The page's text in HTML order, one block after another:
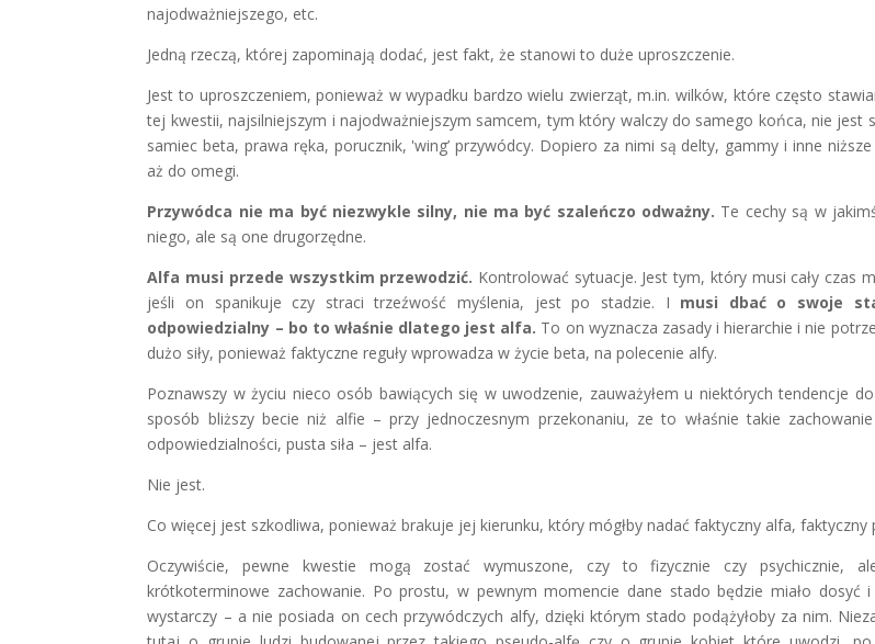
najodważniejszego, etc.
Jedną rzeczą, której zapominają dodać, jest fakt, że stanowi to duże uproszczenie.
Jest to uproszczeniem, ponieważ w wypadku bardzo wielu zwierząt, m.in. wilków, które często
tej kwestii, najsilniejszym i najodważniejszym samcem, tym który walczy do samego końca, nie jest
samiec beta, prawa ręka, porucznik, 'wing’ przywódcy. Dopiero za nimi są delty, gammy i inne
aż do omegi.
Przywódca nie ma być niezwykle silny, nie ma być szaleńczo odważny. Te cechy są w
niego, ale są one drugorzędne.
Alfa musi przede wszystkim przewodzić. Kontrolować sytuacje. Jest tym, który musi cały czas
jeśli on spanikuje czy straci trzeźwość myślenia, jest po stadzie. I musi dbać o swoje
odpowiedzialny – bo to właśnie dlatego jest alfa. To on wyznacza zasady i hierarchie i nie
dużo siły, ponieważ faktyczne reguły wprowadza w życie beta, na polecenie alfy.
Poznawszy w życiu nieco osób bawiących się w uwodzenie, zauważyłem u niektórych tendencje
sposób bliższy becie niż alfie – przy jednoczesnym przekonaniu, ze to właśnie takie
odpowiedzialności, pusta siła – jest alfa.
Nie jest.
Co więcej jest szkodliwa, ponieważ brakuje jej kierunku, który mógłby nadać faktyczny alfa, faktyczny
Oczywiście, pewne kwestie mogą zostać wymuszone, czy to fizycznie czy psychicznie,
krótkoterminowe zachowanie. Po prostu, w pewnym momencie dane stado będzie miało dosyć
wystarczy – a nie posiada on cech przywódczych alfy, dzięki którym stado podążyłoby za nim.